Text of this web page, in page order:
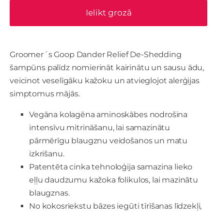
Ielikt grozā
Groomer´s Goop Dander Relief De-Shedding
šampūns palīdz nomierināt kairinātu un sausu ādu,
veicinot veselīgāku kažoku un atvieglojot alerģijas
simptomus mājās.
Vegāna kolagēna aminoskābes nodrošina
intensīvu mitrināšanu, lai samazinātu
pārmērīgu blaugznu veidošanos un matu
izkrišanu.
Patentēta cinka tehnoloģija samazina lieko
eļļu daudzumu kažoka folikulos, lai mazinātu
blaugznas.
No kokosriekstu bāzes iegūti tīrīšanas līdzekļi,